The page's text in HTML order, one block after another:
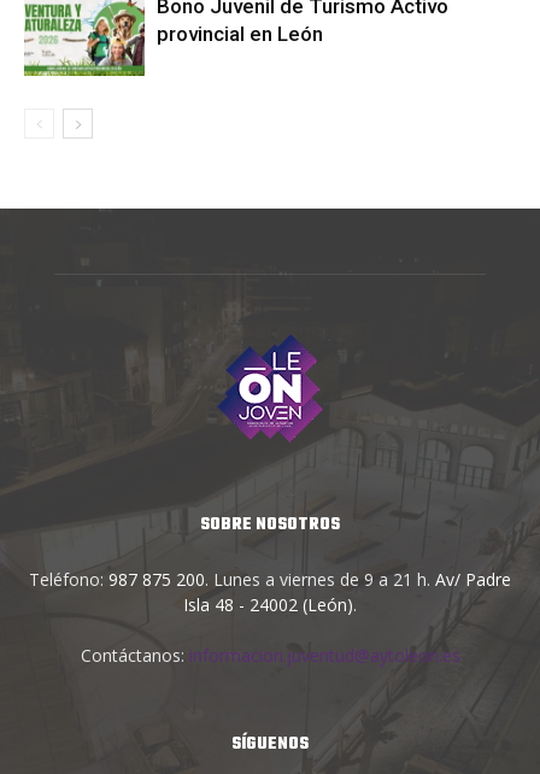
Bono Juvenil de Turismo Activo
provincial en León
SOBRE NOSOTROS
Teléfono: 987 875 200. Lunes a viernes de 9 a 21 h. Av/ Padre
Isla 48 - 24002 (León).
Contáctanos: informacion.juventud@aytoleon.es
SÍGUENOS